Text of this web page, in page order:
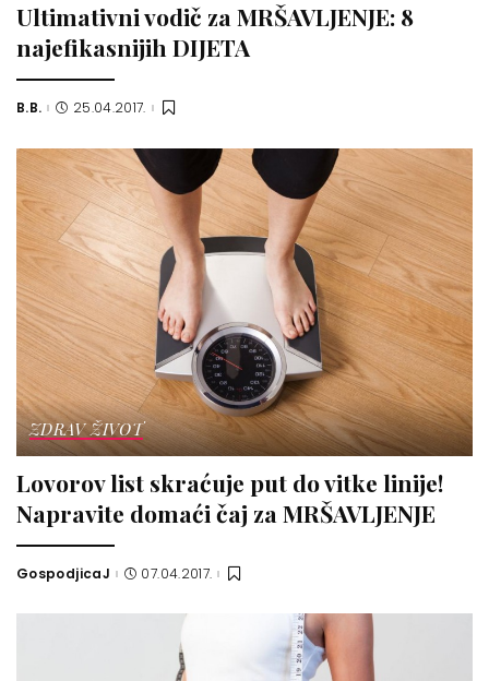
Ultimativni vodič za MRŠAVLJENJE: 8
najefikasnijih DIJETA
Posted
B.B. 25.04.2017.
ZDRAV ŽIVOT
Lovorov list skraćuje put do vitke linije!
Napravite domaći čaj za MRŠAVLJENJE
Posted
GospodjicaJ 07.04.2017.